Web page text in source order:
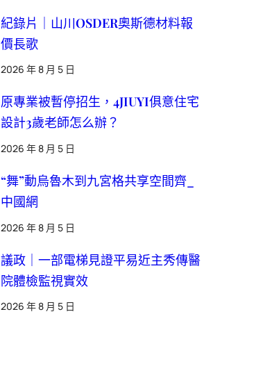
紀錄片｜山川OSDER奧斯德材料報
價長歌
2026 年 8 月 5 日
原專業被暫停招生，4JIUYI俱意住宅
設計3歲老師怎么辦？
2026 年 8 月 5 日
“舞”動烏魯木到九宮格共享空間齊_
中國網
2026 年 8 月 5 日
議政｜一部電梯見證平易近主秀傳醫
院體檢監視實效
2026 年 8 月 5 日